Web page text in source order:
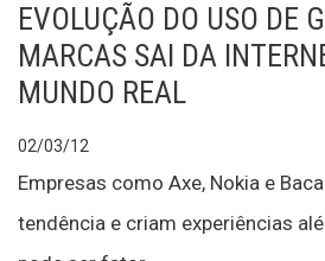
EVOLUÇÃO DO USO DE
MARCAS SAI DA
MUNDO REAL
02/03/12
Empresas como Axe, Nokia e
tendência e criam experiências